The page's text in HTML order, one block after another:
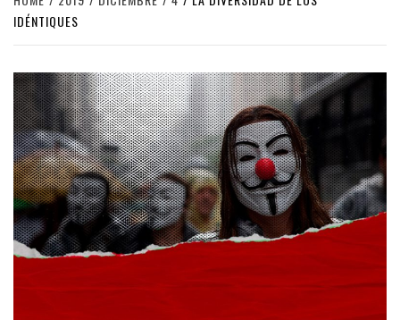
IDÉNTIQUES